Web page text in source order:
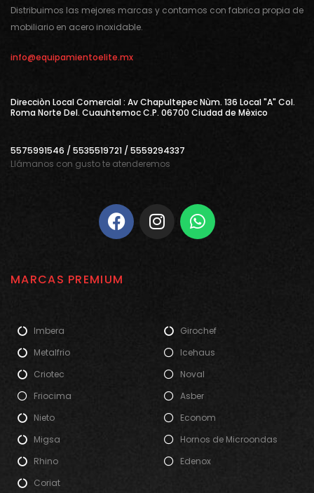
Distribuimos las mejores marcas y contamos con fabrica propia de
mobiliario en acero inoxidable.
info@equipamientoelite.mx
Direcciòn Local Comercial : Av Chapultepec Nùm. 136 Local "A" Col.
Roma Norte Del. Cuauhtemoc C.P. 06700 Ciudad de Mèxico
5575991546 / 5535519721 / 5559294337
Llámanos con gusto te atenderemos
MARCAS PREMIUM
Imbera
Metalfrio
Criotec
Friocima
Nieto
Migsa
Rhino
Coriat
Girochef
Icehaus
Noval
Asber
Econom
Hornos de Microondas
Edenox